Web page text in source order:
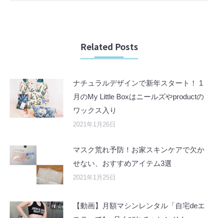
Related Posts
ナチュラルデザインで新年スタート！ 1
月のMy Little Boxはニールズやproductの
ワックス入り
2021年1月26日
マスク荒れ予防！お家スキンケアで欠か
せない、おすすめアイテム3選
2021年1月25日
【動画】月額マシンレンタル「自宅deエ